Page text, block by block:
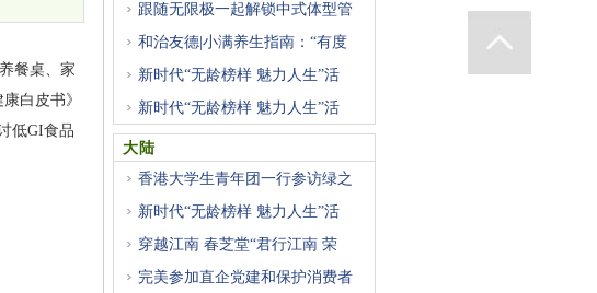
餐桌、家
白皮书》
低GI食品
跟随无限极一起解锁中式体型管
和治友德|小满养生指南：“有度
新时代“无龄榜样 魅力人生”活
新时代“无龄榜样 魅力人生”活
大陆
香港大学生青年团一行参访绿之
新时代“无龄榜样 魅力人生”活
穿越江南 春芝堂“君行江南 荣
完美参加直企党建和保护消费者